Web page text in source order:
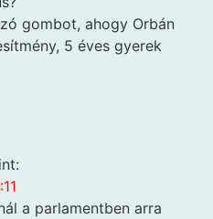
gombot, ahogy Orbán
5 éves gyerek
a parlamentben arra